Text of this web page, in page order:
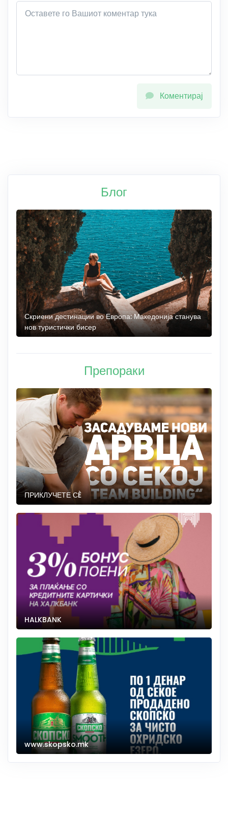
Коментирај
Блог
Скриени дестинации во Европа: Македонија станува
нов туристички бисер
Препораки
ПРИКЛУЧЕТЕ СÈ
HALKBANK
www.skopsko.mk